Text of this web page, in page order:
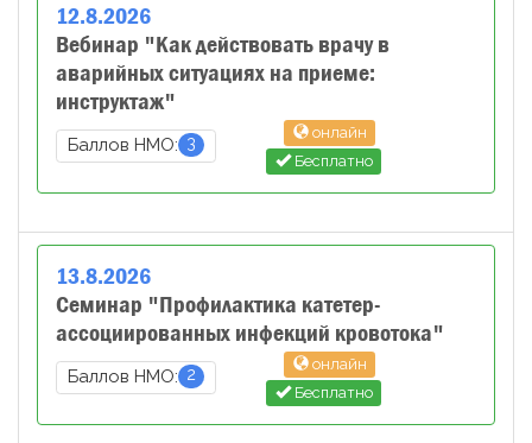
12.8.2026
Вебинар "Как действовать врачу в
аварийных ситуациях на приеме:
инструктаж"
Баллов НМО: 3
онлайн
Бесплатно
13.8.2026
Семинар "Профилактика катетер-
ассоциированных инфекций кровотока"
Баллов НМО: 2
онлайн
Бесплатно